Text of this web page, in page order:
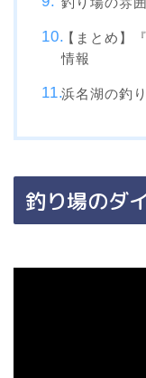
【まとめ】
情報
浜名湖の釣
釣り場のダ